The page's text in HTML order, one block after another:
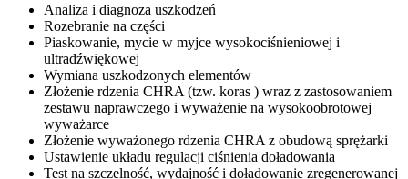
Analiza i diagnoza uszkodzeń
Rozebranie na części
Piaskowanie, mycie w myjce wysokociśnieniowej i
ultradźwiękowej
Wymiana uszkodzonych elementów
Złożenie rdzenia CHRA (tzw. koras ) wraz z zastosowaniem
zestawu naprawczego i wyważenie na wysokoobrotowej
wyważarce
Złożenie wyważonego rdzenia CHRA z obudową sprężarki
Ustawienie układu regulacji ciśnienia doładowania
Test na szczelność, wydajność i doładowanie zregenerowanej